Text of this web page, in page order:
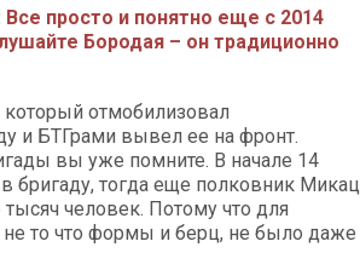
Все просто и понятно еще с 2014
Бородая – он традиционно
отмобилизовал
и БТГрами вывел ее на фронт.
вы уже помните. В начале 14
бригаду, тогда еще полковник Микац
человек. Потому что для
то что формы и берц, не было даже